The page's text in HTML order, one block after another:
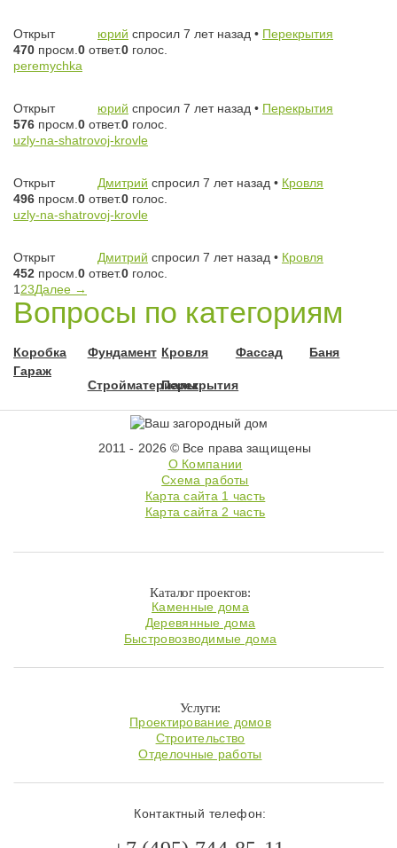
Открыт юрий спросил 7 лет назад • Перекрытия
470 просм.0 ответ.0 голос.
peremychka
Открыт юрий спросил 7 лет назад • Перекрытия
576 просм.0 ответ.0 голос.
uzly-na-shatrovoj-krovle
Открыт Дмитрий спросил 7 лет назад • Кровля
496 просм.0 ответ.0 голос.
uzly-na-shatrovoj-krovle
Открыт Дмитрий спросил 7 лет назад • Кровля
452 просм.0 ответ.0 голос.
123Далее →
Вопросы по категориям
Коробка Фундамент Кровля Фассад
Баня
Гараж
СтройматериалыПерекрытия
2011 - 2026 © Все права защищены
О Компании
Схема работы
Карта сайта 1 часть
Карта сайта 2 часть
Каталог проектов:
Каменные дома
Деревянные дома
Быстровозводимые дома
Услуги:
Проектирование домов
Строительство
Отделочные работы
Контактный телефон: